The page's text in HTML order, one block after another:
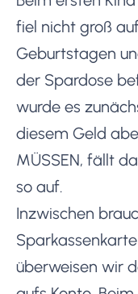
fiel nicht groß
Geburtstagen
der Spardose
wurde es
diesem Geld
MÜSSEN, fällt
so auf.
Inzwischen
überweisen wir